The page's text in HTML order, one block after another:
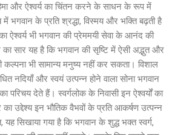
और ऐश्वर्य का चिंतन करने के साधन के रूप में
के प्रति श्रद्धा, विस्मय और भक्ति बढ़ती है
ऐश्वर्य भी भगवान की प्रेममयी सेवा के आनंद की
सार यह है कि भगवान की सृष्टि में ऐसी अद्भुत और
कल्पना भी सामान्य मनुष्य नहीं कर सकता। विशाल
नदियाँ और स्वयं उत्पन्न होने वाला सोना भगवान
परिचय देते हैं। स्वर्गलोक के निवासी इन ऐश्वर्यों का
उद्देश्य इन भौतिक वैभवों के प्रति आकर्षण उत्पन्न
सिखाया गया है कि भगवान के शुद्ध भक्त स्वर्ग,